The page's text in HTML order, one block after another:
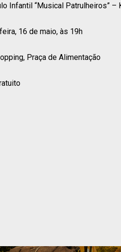
Infantil “Musical Patrulheiros” –
16 de maio, às 19h
Praça de Alimentação